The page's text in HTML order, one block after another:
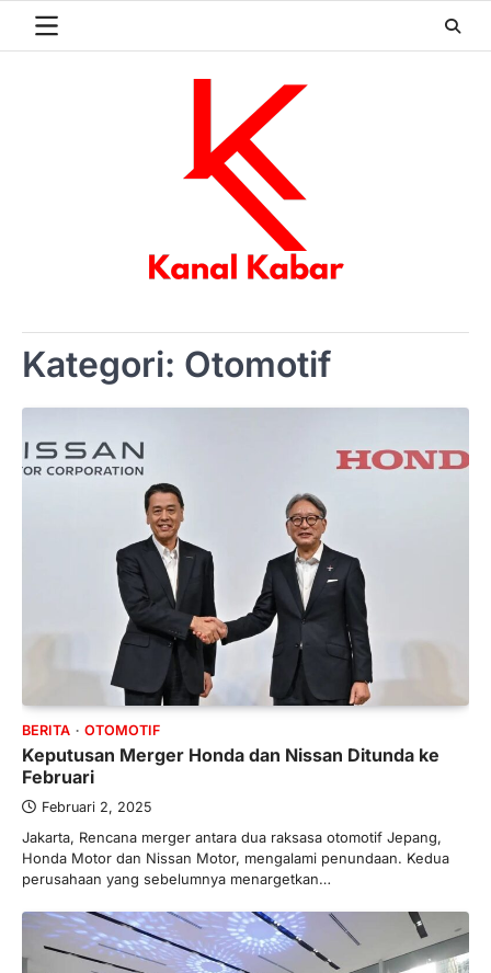
Kategori: Otomotif
BERITA OTOMOTIF
Keputusan Merger Honda dan Nissan Ditunda ke
Februari
Februari 2, 2025
Jakarta, Rencana merger antara dua raksasa otomotif Jepang,
Honda Motor dan Nissan Motor, mengalami penundaan. Kedua
perusahaan yang sebelumnya menargetkan…